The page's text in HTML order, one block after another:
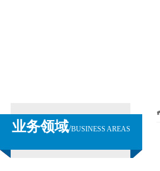
业务领域/BUSINESS AREAS